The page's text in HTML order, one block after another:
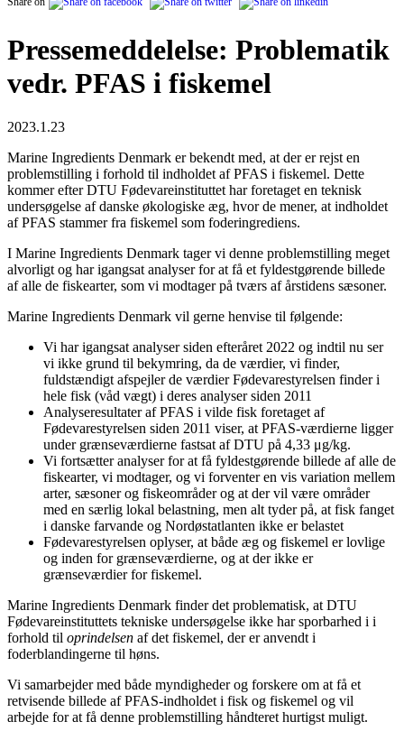
Pressemeddelelse: Problematik
vedr. PFAS i fiskemel
2023.1.23
Marine Ingredients Denmark er bekendt med, at der er rejst en
problemstilling i forhold til indholdet af PFAS i fiskemel. Dette
kommer efter DTU Fødevareinstituttet har foretaget en teknisk
undersøgelse af danske økologiske æg, hvor de mener, at indholdet
af PFAS stammer fra fiskemel som foderingrediens.
I Marine Ingredients Denmark tager vi denne problemstilling meget
alvorligt og har igangsat analyser for at få et fyldestgørende billede
af alle de fiskearter, som vi modtager på tværs af årstidens sæsoner.
Marine Ingredients Denmark vil gerne henvise til følgende:
Vi har igangsat analyser siden efteråret 2022 og indtil nu ser
vi ikke grund til bekymring, da de værdier, vi finder,
fuldstændigt afspejler de værdier Fødevarestyrelsen finder i
hele fisk (våd vægt) i deres analyser siden 2011
Analyseresultater af PFAS i vilde fisk foretaget af
Fødevarestyrelsen siden 2011 viser, at PFAS-værdierne ligger
under grænseværdierne fastsat af DTU på 4,33 μg/kg.
Vi fortsætter analyser for at få fyldestgørende billede af alle de
fiskearter, vi modtager, og vi forventer en vis variation mellem
arter, sæsoner og fiskeområder og at der vil være områder
med en særlig lokal belastning, men alt tyder på, at fisk fanget
i danske farvande og Nordøstatlanten ikke er belastet
Fødevarestyrelsen oplyser, at både æg og fiskemel er lovlige
og inden for grænseværdierne, og at der ikke er
grænseværdier for fiskemel.
Marine Ingredients Denmark finder det problematisk, at DTU
Fødevareinstituttets tekniske undersøgelse ikke har sporbarhed i i
forhold til oprindelsen af det fiskemel, der er anvendt i
foderblandingerne til høns.
Vi samarbejder med både myndigheder og forskere om at få et
retvisende billede af PFAS-indholdet i fisk og fiskemel og vil
arbejde for at få denne problemstilling håndteret hurtigst muligt.